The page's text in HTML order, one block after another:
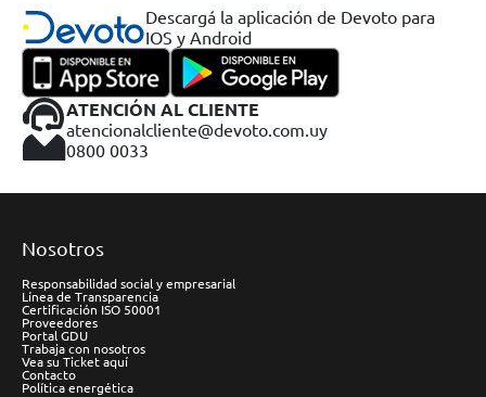
Descargá la aplicación de Devoto para
IOS y Android
ATENCIÓN AL CLIENTE
atencionalcliente@devoto.com.uy
0800 0033
Nosotros
Responsabilidad social y empresarial
Línea de Transparencia
Certificación ISO 50001
Proveedores
Portal GDU
Trabaja con nosotros
Vea su Ticket aquí
Contacto
Política energética